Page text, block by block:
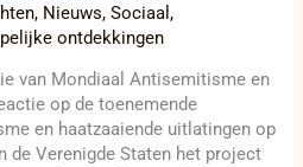
, Nieuws,Sociaal ,
ontdekkingen
van Mondiaal Antisemitisme en
op de toenemende
en haatzaaiende uitlatingen op
de Verenigde Staten het project